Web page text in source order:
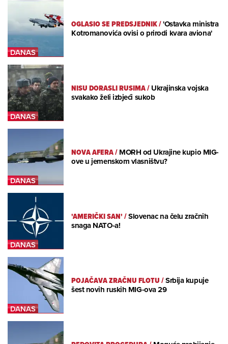
OGLASIO SE PREDSJEDNIK/'Ostavka ministra
Kotromanovića ovisi o prirodi kvara aviona'
NISU DORASLI RUSIMA/Ukrajinska vojska
svakako želi izbjeći sukob
NOVA AFERA/MORH od Ukrajine kupio MIG-
ove u jemenskom vlasništvu?
'AMERIČKI SAN'/Slovenac na čelu zračnih
snaga NATO-a!
POJAČAVA ZRAČNU FLOTU/Srbija kupuje
šest novih ruskih MIG-ova 29